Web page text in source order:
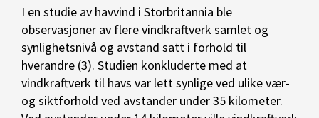
I en studie av havvind i Storbritannia ble
observasjoner av flere vindkraftverk samlet og
synlighetsnivå og avstand satt i forhold til
hverandre (3). Studien konkluderte med at
vindkraftverk til havs var lett synlige ved ulike vær-
og siktforhold ved avstander under 35 kilometer.